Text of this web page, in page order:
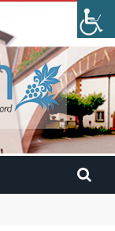
car avec